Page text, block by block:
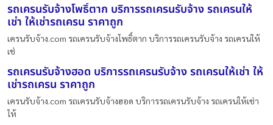
รถเครนรับจ้างโพธิ์ตาก บริการรถเครนรับจ้าง รถเครนให้
เช่า ให้เช่ารถเครน ราคาถูก
เครนรับจ้าง.com รถเครนรับจ้างโพธิ์ตาก บริการรถเครนรับจ้าง รถเครนให้
เช่
รถเครนรับจ้างฮอด บริการรถเครนรับจ้าง รถเครนให้เช่า ให้
เช่ารถเครน ราคาถูก
เครนรับจ้าง.com รถเครนรับจ้างฮอด บริการรถเครนรับจ้าง รถเครนให้เช่า
ให้